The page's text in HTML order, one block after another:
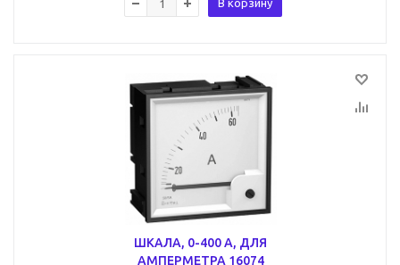
В корзину
ШКАЛА, 0-400 A, ДЛЯ
АМПЕРМЕТРА 16074